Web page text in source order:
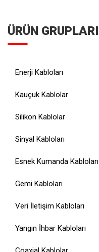
ÜRÜN GRUPLARI
Enerji Kabloları
Kauçuk Kablolar
Silikon Kablolar
Sinyal Kabloları
Esnek Kumanda Kabloları
Gemi Kabloları
Veri İletişim Kabloları
Yangın İhbar Kabloları